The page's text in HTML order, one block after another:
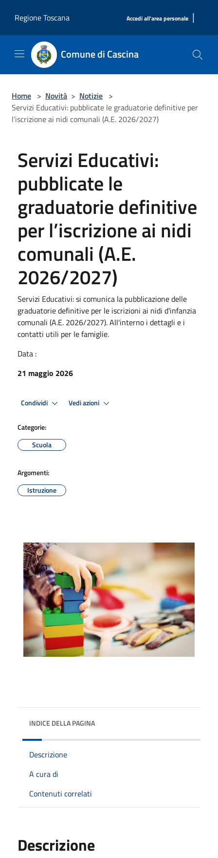
Regione Toscana
Accedi all'area personale |
Comune di Cascina
Home > Novità > Notizie >
Servizi Educativi: pubblicate le graduatorie definitive per
l’iscrizione ai nidi comunali (A.E. 2026/2027)
Servizi Educativi:
pubblicate le
graduatorie definitive
per l’iscrizione ai nidi
comunali (A.E.
2026/2027)
Servizi Educativi: si comunica la pubblicazione delle
graduatorie definitive per le iscrizioni ai nidi d'infanzia
comunali (A.E. 2026/2027). All'interno i dettagli e i
contatti utili per le famiglie.
Data :
21 maggio 2026
Condividi Vedi azioni
Categorie:
Scuola
Argomenti:
Istruzione
INDICE DELLA PAGINA
Descrizione
A cura di
Contenuti correlati
Descrizione